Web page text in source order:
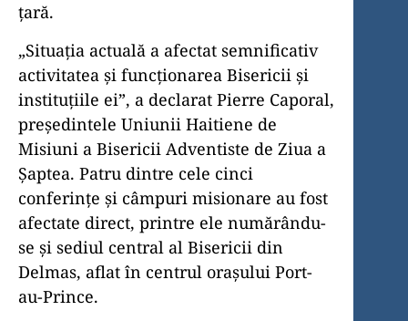
țară.
„Situația actuală a afectat semnificativ
activitatea și funcționarea Bisericii și
instituțiile ei”, a declarat Pierre Caporal,
președintele Uniunii Haitiene de
Misiuni a Bisericii Adventiste de Ziua a
Șaptea. Patru dintre cele cinci
conferințe și câmpuri misionare au fost
afectate direct, printre ele numărându-
se și sediul central al Bisericii din
Delmas, aflat în centrul orașului Port-
au-Prince.